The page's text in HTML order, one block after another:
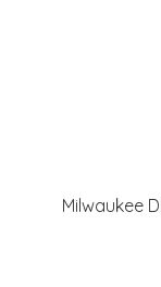
Milwaukee